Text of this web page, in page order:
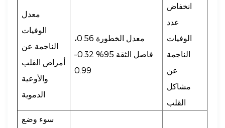
معدل
الوفيات
الناجمة عن
أمراض القلب
والأوعية
الدموية
معدل الخطورة 0.56،
فاصل الثقة 95% 0.32–
0.99
انخفاض
عدد
الوفيات
الناجمة
عن
مشاكل
القلب
سوء وضع